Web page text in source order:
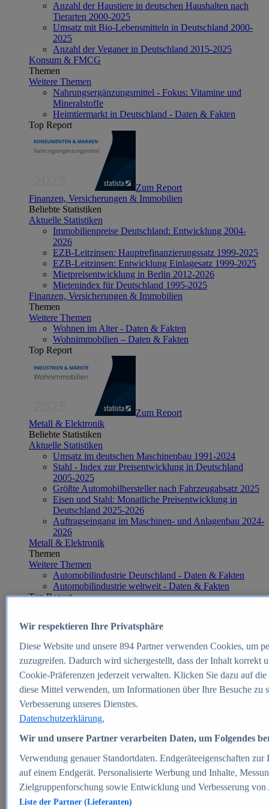
Anzahl der Haustiere in deutschen Haushalten nach
Tierarten 2000-2025
Umsatz mit Bio-Lebensmitteln in Deutschland 2000-
2025
Anzahl der Veganer in Deutschland 2015-2025
Konsum & FMCG
Themen
Weitere Themen
Nahrungsergänzungsmittel - Fokus: Vitamine und
Mineralstoffe
Heimtiermarkt in Deutschland - Daten & Fakten
Top Report
Zum Report
Finanzen, Versicherungen & Immobilien
Beliebte Statistiken
Aktuelle Statistiken
Immobilienpreise Deutschland: Entwicklung 2004-
2026
EZB-Leitzinsen: Hauptrefinanzierungssatz 1999-2025
EZB-Leitzinsen: Entwicklung Einlagesatz 1999-2025
Mietpreisentwicklung in Berlin 2012-2026
Mietenindex für Deutschland 1995-2025
Finanzen, Versicherungen & Immobilien
Themen
Weitere Themen
Wohnen im Alter - Daten & Fakten
Wohnimmobilien – Daten & Fakten
Top Report
Zum Report
Metall & Elektronik
Beliebte Statistiken
Aktuelle Statistiken
Umsatz im deutschen Maschinenbau 1991-2024
Stahl - Index zur Preisentwicklung in Deutschland
2005-2025
Größte Automobilhersteller nach Fahrzeugabsatz 2025
Eisen und Stahl: Monatliche Preisentwicklung in
Deutschland 2025-2026
Auftragseingang im Maschinen- und Anlagenbau 2024-
2026
Metall & Elektronik
Themen
Weitere Themen
Automobilindustrie Deutschland - Daten & Fakten
Automobilindustrie weltweit - Daten & Fakten
Top Report
Zum Report
E-commerce
Beliebte Statistiken
Aktuelle Statistiken
E-Commerce - Entwicklung des Umsatzes in
Deutschland 1999-2025
Umsatz von Amazon in Deutschland und weltweit
2010-2025
B2C-E-Commerce: Top-50 Online Shops in
Deutschland 2024
Marktanteile von Online-Zahlungsverfahren in
Deutschland 2024
Umsatzstarke Warengruppen im Online-Handel in
Deutschland 2023-2025
Wir respektieren Ihre Privatsphäre
Diese Website und unsere 894Partner verwenden Cookies, um
zuzugreifen. Dadurch wird sichergestellt, dass der Inhalt korrekt
Cookie-Präferenzen jederzeit verwalten. Klicken Sie dazu auf
diese Mittel verwenden, um Informationen über Ihre Besuche
Verbesserung unseres Dienstes.
Datenschutzerklärung.
Wir und unsere Partner verarbeiten Daten, um Folgendes
Verwendung genauer Standortdaten. Endgeräteeigenschaften
auf einem Endgerät. Personalisierte Werbung und Inhalte,
Zielgruppenforschung sowie Entwicklung und Verbesserung von
Liste der Partner (Lieferanten)